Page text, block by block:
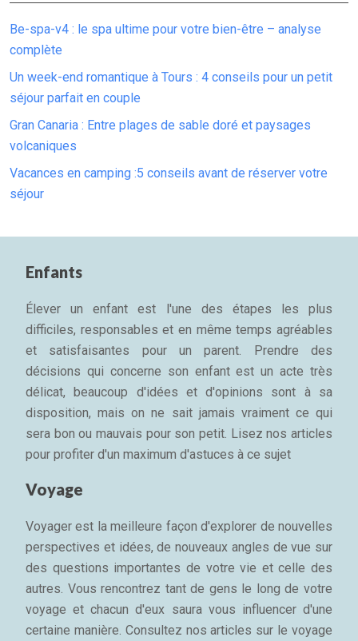
Be-spa-v4 : le spa ultime pour votre bien-être – analyse
complète
Un week-end romantique à Tours : 4 conseils pour un petit
séjour parfait en couple
Gran Canaria : Entre plages de sable doré et paysages
volcaniques
Vacances en camping :5 conseils avant de réserver votre
séjour
Enfants
Élever un enfant est l'une des étapes les plus
difficiles, responsables et en même temps agréables
et satisfaisantes pour un parent. Prendre des
décisions qui concerne son enfant est un acte très
délicat, beaucoup d'idées et d'opinions sont à sa
disposition, mais on ne sait jamais vraiment ce qui
sera bon ou mauvais pour son petit. Lisez nos articles
pour profiter d'un maximum d'astuces à ce sujet
Voyage
Voyager est la meilleure façon d'explorer de nouvelles
perspectives et idées, de nouveaux angles de vue sur
des questions importantes de votre vie et celle des
autres. Vous rencontrez tant de gens le long de votre
voyage et chacun d'eux saura vous influencer d'une
certaine manière. Consultez nos articles sur le voyage